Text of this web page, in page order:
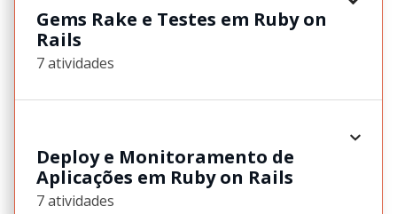
Gems Rake e Testes em Ruby on
Rails
7 atividades
Deploy e Monitoramento de
Aplicações em Ruby on Rails
7 atividades